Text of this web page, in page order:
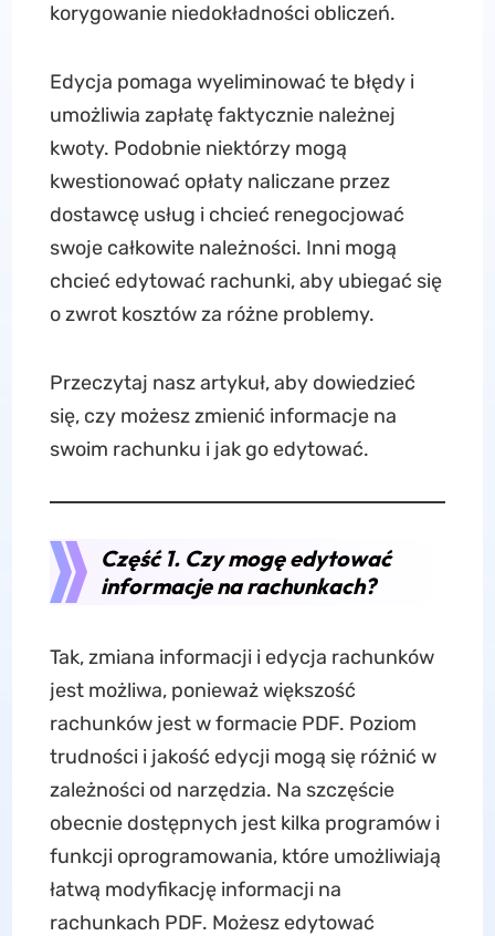
korygowanie niedokładności obliczeń.
Edycja pomaga wyeliminować te błędy i
umożliwia zapłatę faktycznie należnej
kwoty. Podobnie niektórzy mogą
kwestionować opłaty naliczane przez
dostawcę usług i chcieć renegocjować
swoje całkowite należności. Inni mogą
chcieć edytować rachunki, aby ubiegać się
o zwrot kosztów za różne problemy.
Przeczytaj nasz artykuł, aby dowiedzieć
się, czy możesz zmienić informacje na
swoim rachunku i jak go edytować.
Część 1. Czy mogę edytować
informacje na rachunkach?
Tak, zmiana informacji i edycja rachunków
jest możliwa, ponieważ większość
rachunków jest w formacie PDF. Poziom
trudności i jakość edycji mogą się różnić w
zależności od narzędzia. Na szczęście
obecnie dostępnych jest kilka programów i
funkcji oprogramowania, które umożliwiają
łatwą modyfikację informacji na
rachunkach PDF. Możesz edytować